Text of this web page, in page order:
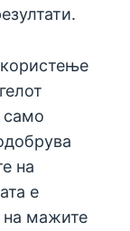
само
на
е
на мажите